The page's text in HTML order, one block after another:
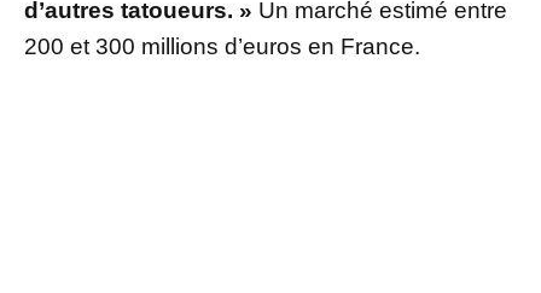
d’autres tatoueurs. » Un marché estimé entre
200 et 300 millions d’euros en France.